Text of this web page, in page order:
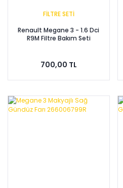
FİLTRE SETİ
Renault Megane 3 - 1.6 Dci
R9M Filtre Bakım Seti
700,00 TL